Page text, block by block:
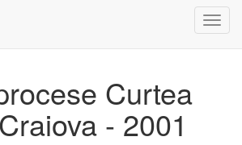
Curtea
- 2001